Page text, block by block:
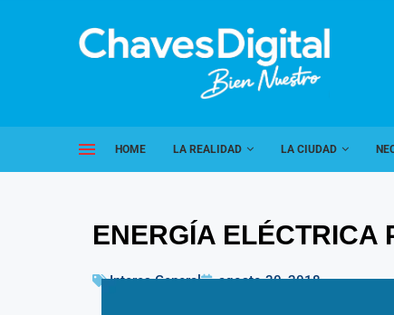
HOME LA REALIDAD LA CIUDAD
ENERGÍA ELÉCTRICA
Interes General agosto 30, 2018